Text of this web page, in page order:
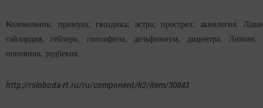
Колокольчик; примула; гвоздика; астра; прострел; аквилегия.
гайлардия, гейхера, гипсофила, дельфиниум, дицентра.
поповник, рудбекия.
http://rsloboda-rt.ru/ru/component/k2/item/30843